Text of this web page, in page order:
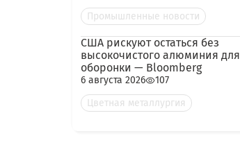
Промышленные новости
США рискуют остаться без
высокочистого алюминия для
оборонки — Bloomberg
6 августа 2026
107
Цветная металлургия